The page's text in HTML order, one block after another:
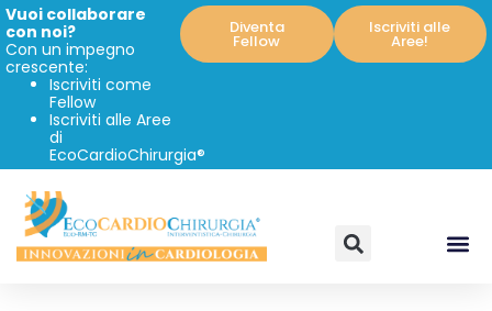
Vuoi collaborare
con noi?
Con un impegno
crescente:
Iscriviti come
Fellow
Iscriviti alle Aree
di
EcoCardioChirurgia®
Diventa
Fellow
Iscriviti alle
Aree!